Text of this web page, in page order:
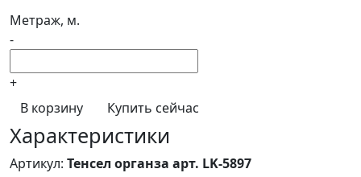
Метраж, м.
-
+
В корзину
Купить сейчас
Характеристики
Артикул: Тенсел органза арт. LK-5897